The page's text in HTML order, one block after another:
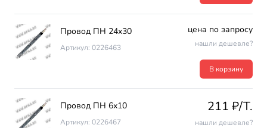
Провод ПН 24х30
Артикул: 0226463
цена по запросу
нашли дешевле?
В корзину
Провод ПН 6х10
Артикул: 0226467
211 ₽/T.
нашли дешевле?